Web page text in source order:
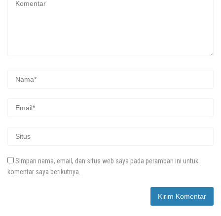
Simpan nama, email, dan situs web saya pada peramban ini untuk
komentar saya berikutnya.